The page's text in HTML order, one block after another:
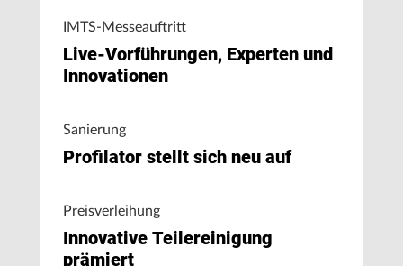
IMTS-Messeauftritt
Live-Vorführungen, Experten und
Innovationen
Sanierung
Profilator stellt sich neu auf
Preisverleihung
Innovative Teilereinigung
prämiert